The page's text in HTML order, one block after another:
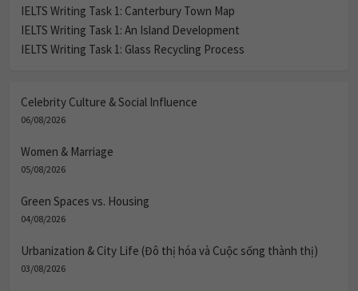
IELTS Writing Task 1: Canterbury Town Map
IELTS Writing Task 1: An Island Development
IELTS Writing Task 1: Glass Recycling Process
Celebrity Culture & Social Influence
06/08/2026
Women & Marriage
05/08/2026
Green Spaces vs. Housing
04/08/2026
Urbanization & City Life (Đô thị hóa và Cuộc sống thành thị)
03/08/2026